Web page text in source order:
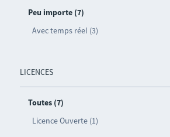
Peu importe (7)
Avec temps réel (3)
LICENCES
Toutes (7)
Licence Ouverte (1)